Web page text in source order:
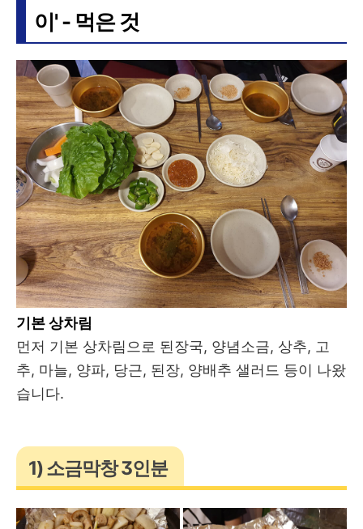
이' - 먹은 것
기본 상차림
먼저 기본 상차림으로 된장국, 양념소금, 상추, 고
추, 마늘, 양파, 당근, 된장, 양배추 샐러드 등이 나왔
습니다.
1) 소금막창 3인분